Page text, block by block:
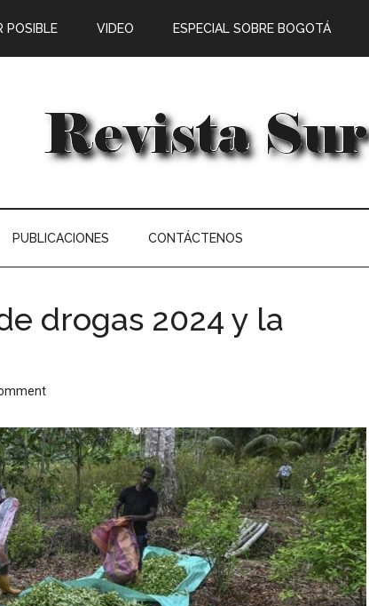
POSIBLE VIDEO ESPECIAL SOBRE BOGOTÁ
PUBLICACIONES CONTÁCTENOS
drogas 2024 y la